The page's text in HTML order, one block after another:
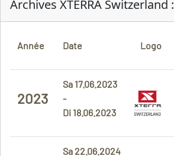
Archives XTERRA Switzerland :
Année Date Logo
2023
Sa 17.06.2023
-
Di 18.06.2023
Sa 22.06.2024